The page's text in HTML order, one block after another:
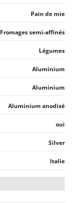
Pain de mie
Fromages semi-affinés
Légumes
Aluminium
Aluminium
Aluminium anodisé
oui
Silver
Italie